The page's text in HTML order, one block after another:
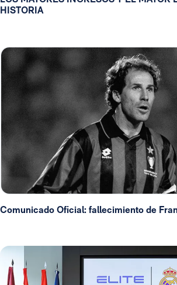
HISTORIA
Comunicado Oficial: fallecimiento de